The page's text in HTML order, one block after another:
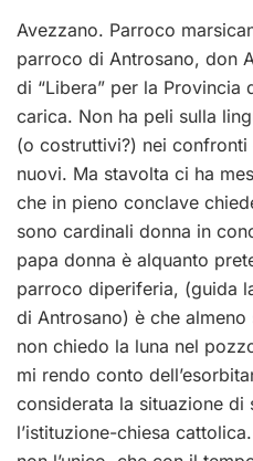
Avezzano. Parroco
parroco di Antrosano, don
di “Libera” per la Provincia
carica. Non ha peli sulla
(o costruttivi?) nei confronti
nuovi. Ma stavolta ci ha
che in pieno conclave
sono cardinali donna in
papa donna è alquanto
parroco diperiferia, (guida
di Antrosano) è che almeno
non chiedo la luna nel
mi rendo conto
considerata la situazione di
l’istituzione-chiesa